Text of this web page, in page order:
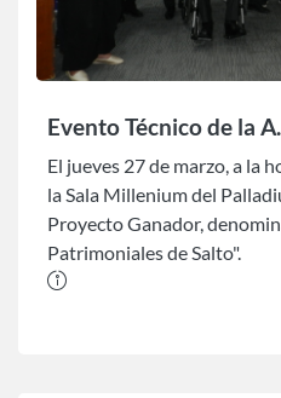
Evento Técnico de la
El jueves 27 de marzo, a la
la Sala Millenium del
Proyecto Ganador,
Patrimoniales de Salto".